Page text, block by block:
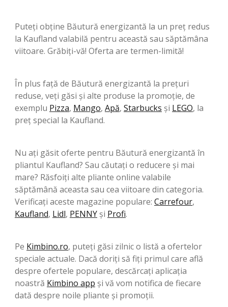
Puteți obține Băutură energizantă la un preț redus
la Kaufland valabilă pentru această sau săptămâna
viitoare. Grăbiți-vă! Oferta are termen-limită!
În plus față de Băutură energizantă la prețuri
reduse, veți găsi și alte produse la promoție, de
exemplu Pizza, Mango, Apă, Starbucks şi LEGO, la
preț special la Kaufland.
Nu ați găsit oferte pentru Băutură energizantă în
pliantul Kaufland? Sau căutați o reducere și mai
mare? Răsfoiți alte pliante online valabile
săptămână aceasta sau cea viitoare din categoria.
Verificați aceste magazine populare: Carrefour,
Kaufland, Lidl, PENNY şi Profi.
Pe Kimbino.ro, puteți găsi zilnic o listă a ofertelor
speciale actuale. Dacă doriți să fiți primul care află
despre ofertele populare, descărcați aplicația
noastră Kimbino app și vă vom notifica de fiecare
dată despre noile pliante și promoții.